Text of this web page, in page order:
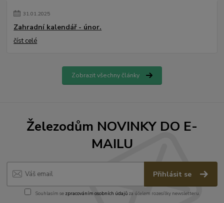
31.01.2025
Zahradní kalendář - únor.
číst celé
Zobrazit všechny články
Železodům NOVINKY DO E-
MAILU
Přihlásit se
Souhlasím se zpracováním osobních údajůza účelem rozesílky newsletteru.